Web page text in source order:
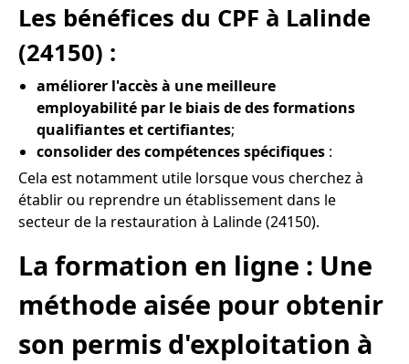
Les bénéfices du CPF à Lalinde
(24150) :
améliorer l'accès à une meilleure
employabilité par le biais de des formations
qualifiantes et certifiantes;
consolider des compétences spécifiques :
Cela est notamment utile lorsque vous cherchez à
établir ou reprendre un établissement dans le
secteur de la restauration à Lalinde (24150).
La formation en ligne : Une
méthode aisée pour obtenir
son permis d'exploitation à